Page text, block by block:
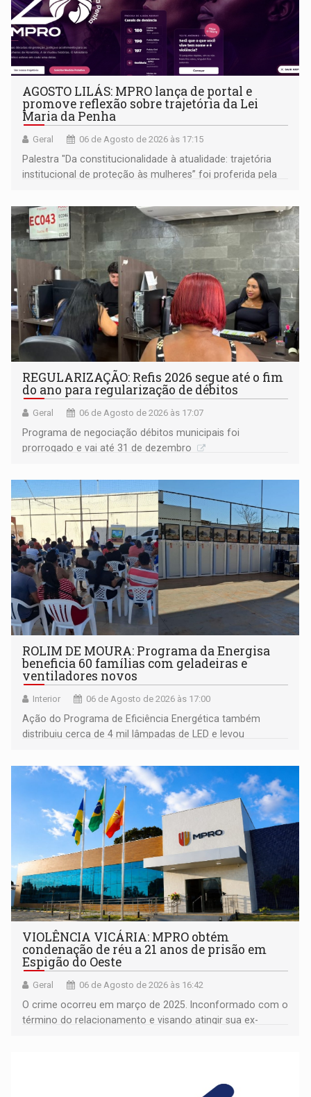
AGOSTO LILÁS: MPRO lança de portal e
promove reflexão sobre trajetória da Lei
Maria da Penha
Geral 06 de Agosto de 2026 às 17:15
Palestra "Da constitucionalidade à atualidade: trajetória
institucional de proteção às mulheres” foi proferida pela
Goiás
REGULARIZAÇÃO: Refis 2026 segue até o fim
do ano para regularização de débitos
Geral 06 de Agosto de 2026 às 17:07
Programa de negociação débitos municipais foi
prorrogado e vai até 31 de dezembro
ROLIM DE MOURA: Programa da Energisa
beneficia 60 famílias com geladeiras e
ventiladores novos
Interior 06 de Agosto de 2026 às 17:00
Ação do Programa de Eficiência Energética também
distribuiu cerca de 4 mil lâmpadas de LED e levou
comunidade
VIOLÊNCIA VICÁRIA: MPRO obtém
condenação de réu a 21 anos de prisão em
Espigão do Oeste
Geral 06 de Agosto de 2026 às 16:42
O crime ocorreu em março de 2025. Inconformado com o
término do relacionamento e visando atingir sua ex-